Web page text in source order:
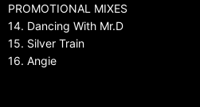
PROMOTIONAL MIXES
14. Dancing With Mr.D
15. Silver Train
16. Angie